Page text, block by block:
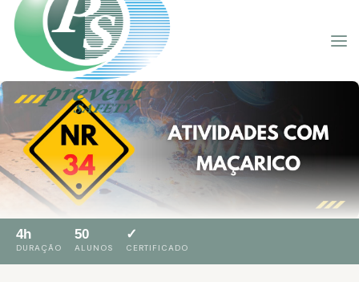
4h
DURAÇÃO
50
ALUNOS
✓
CERTIFICADO